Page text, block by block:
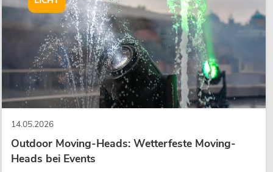
14.05.2026
Outdoor Moving-Heads: Wetterfeste Moving-
Heads bei Events